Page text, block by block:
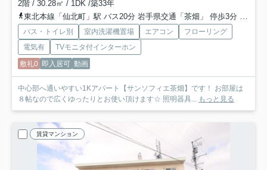
2階 / 30.28㎡ / 1DK /築33年
東北本線「仙北町」駅 バス20分 岩手県交通「茶畑」 停歩3分
東北
バス・トイレ別 室内洗濯機置場 エアコン
フローリング
電気有
TVモニタ付インターホン
敷礼0 即入居可 動画
中心部へ通いやすい1Kアパート【サンソフィエ茶畑】です！ お部屋は
８帖なので広くゆったりとお使い頂けます☆ 照明器具... もっと見る
賃貸マンション